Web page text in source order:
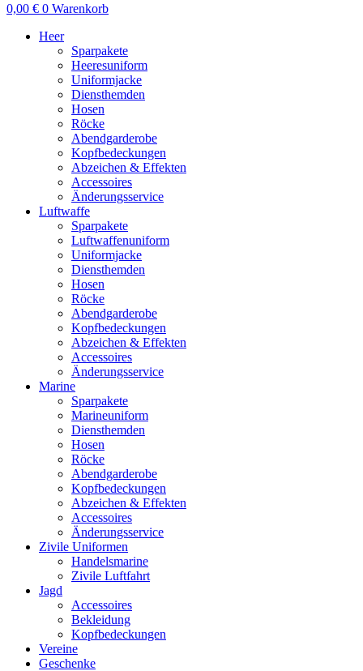
0,00 € 0 Warenkorb
Heer
Sparpakete
Heeresuniform
Uniformjacke
Diensthemden
Hosen
Röcke
Abendgarderobe
Kopfbedeckungen
Abzeichen & Effekten
Accessoires
Änderungsservice
Luftwaffe
Sparpakete
Luftwaffenuniform
Uniformjacke
Diensthemden
Hosen
Röcke
Abendgarderobe
Kopfbedeckungen
Abzeichen & Effekten
Accessoires
Änderungsservice
Marine
Sparpakete
Marineuniform
Diensthemden
Hosen
Röcke
Abendgarderobe
Kopfbedeckungen
Abzeichen & Effekten
Accessoires
Änderungsservice
Zivile Uniformen
Handelsmarine
Zivile Luftfahrt
Jagd
Accessoires
Bekleidung
Kopfbedeckungen
Vereine
Geschenke